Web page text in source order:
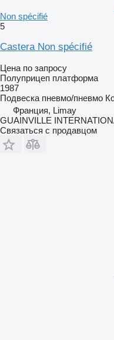
Non spécifié
5
Castera Non spécifié
Цена по запросу
Полуприцеп платформа
1987
Подвеска пневмо/пневмо
Франция, Limay
GUAINVILLE
Связаться с продавцом